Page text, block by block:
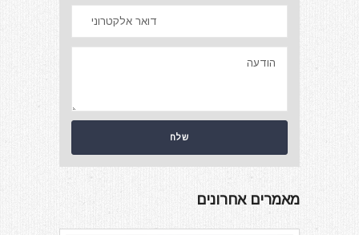
מאמרים אחרונים